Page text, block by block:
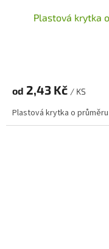
Plastová krytka
od 2,43 Kč / KS
Plastová krytka o